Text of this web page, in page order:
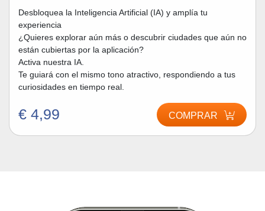
Desbloquea la Inteligencia Artificial (IA) y amplía tu
experiencia
¿Quieres explorar aún más o descubrir ciudades que aún no
están cubiertas por la aplicación?
Activa nuestra IA.
Te guiará con el mismo tono atractivo, respondiendo a tus
curiosidades en tiempo real.
€ 4,99 COMPRAR